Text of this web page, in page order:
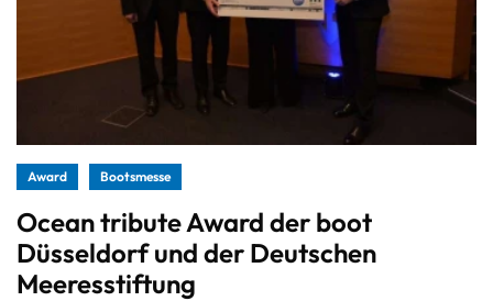
Award Bootsmesse
Ocean tribute Award der boot
Düsseldorf und der Deutschen
Meeresstiftung